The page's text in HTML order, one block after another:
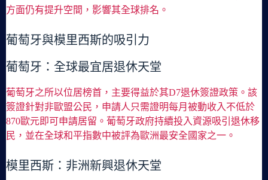
方面仍有提升空間，影響其全球排名。
葡萄牙與模里西斯的吸引力
葡萄牙：全球最宜居退休天堂
葡萄牙之所以位居榜首，主要得益於其D7退休簽證政策。該
簽證針對非歐盟公民，申請人只需證明每月被動收入不低於
870歐元即可申請居留。葡萄牙政府持續投入資源吸引退休移
民，並在全球和平指數中被評為歐洲最安全國家之一。
模里西斯：非洲新興退休天堂